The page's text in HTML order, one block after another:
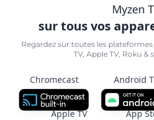
Myzen
sur tous vos
Regardez sur toutes les
TV, Apple TV, Roku &
Chromecast Android
Apple TV App